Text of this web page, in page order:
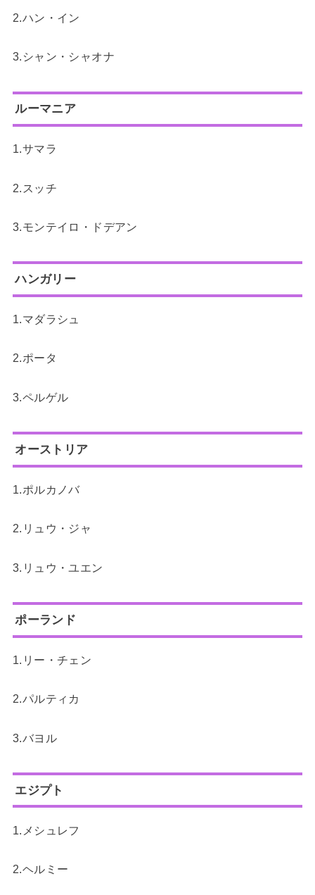
2.ハン・イン
3.シャン・シャオナ
ルーマニア
1.サマラ
2.スッチ
3.モンテイロ・ドデアン
ハンガリー
1.マダラシュ
2.ポータ
3.ペルゲル
オーストリア
1.ポルカノバ
2.リュウ・ジャ
3.リュウ・ユエン
ポーランド
1.リー・チェン
2.パルティカ
3.バヨル
エジプト
1.メシュレフ
2.ヘルミー